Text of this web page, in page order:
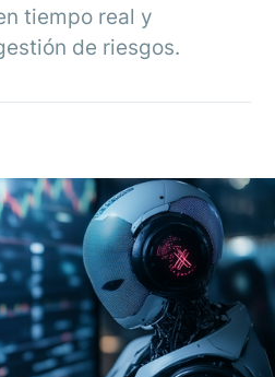
tiempo real y
de riesgos.